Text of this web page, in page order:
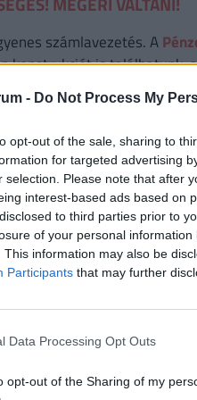
- Do Not Process My
opt-out of the sale, sharing to
for targeted advertising
selection. Please note that after
interest-based ads based on
to third parties prior to
of your personal
This information may also be
Participants that may further
Data Processing Opt Outs
opt-out of the Sharing of my
számlavezetés. A
konstrukciót is találhatunk,
lehetnek. Nemrég
a Raiffeisen Bank, valamint
. Nézz szét a friss
(x)
tárgyalása akár már
többsége
a jövőben egy
végén az új alkotmányt